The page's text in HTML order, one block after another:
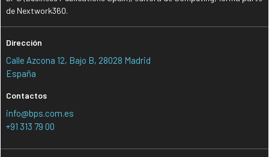
de Nextwork360.
Dirección
Calle Azcona 12, Bajo B, 28028 Madrid
España
Contactos
info@bps.com.es
+91 313 79 00